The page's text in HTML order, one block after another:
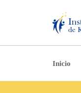
Inicio